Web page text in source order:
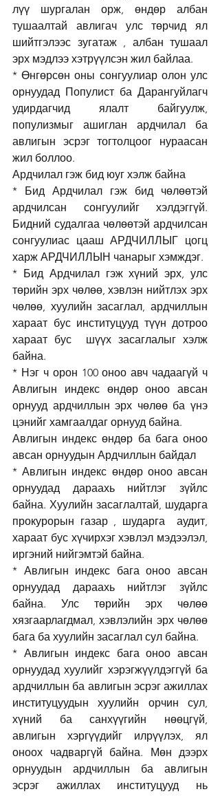
лүү шургалан орж, өндөр албан
тушаалтай авлигач улс төрчид ял
шийтгэлээс зугатаж , албан тушаал
эрх мэдлээ хэтрүүлсэн жил байлаа.
* Өнгөрсөн оны сонгуулиар олон улс
орнуудад Популист ба Дарангуйлагч
удирдагчид ялалт байгуулж,
популизмыг ашиглан ардчилал ба
авлигын эсрэг тогтолцоог нураасан
жил боллоо.
Ардчилал гэж бид юуг хэлж байна
* Бид Ардчилал гэж бид чөлөөтэй
ардчилсан сонгуулийг хэлдэггүй.
Бидний судалгаа чөлөөтэй ардчилсан
сонгуулиас цааш АРДЧИЛЛЫГ цогц
харж АРДЧИЛЛЫН чанарыг хэмждэг.
* Бид Ардчилал гэж хүний эрх, улс
төрийн эрх чөлөө, хэвлэн нийтлэх эрх
чөлөө, хуулийн засаглал, ардчиллын
хараат бус институцууд түүн дотроо
хараат бус  шүүх засаглалыг хэлж
байна.
* Нэг ч орон 100 оноо авч чадаагүй ч
Авлигын индекс өндөр оноо авсан
орнууд ардчиллын эрх чөлөө ба үнэ
цэнийг хамгаалдаг орнууд байна.
Авлигын индекс өндөр ба бага оноо
авсан орнуудын Ардчиллын байдал
* Авлигын индекс өндөр оноо авсан
орнуудад дараахь нийтлэг зүйлс
байна. Хуулийн засаглалтай, шударга
прокурорын газар , шударга  аудит,
хараат бус хүчирхэг хэвлэл мэдээлэл,
иргэний нийгэмтэй байна.
* Авлигын индекс бага оноо авсан
орнуудад дараахь нийтлэг зүйлс
байна. Улс төрийн эрх чөлөө
хязгаарлагдмал, хэвлэлийн эрх чөлөө
бага ба хуулийн засаглал сул байна.
* Авлигын индекс бага оноо авсан
орнуудад хуулийг хэрэгжүүлдэггүй ба
ардчиллын ба авлигын эсрэг ажиллах
институцуудын хуулийн орчин сул,
хүний ба санхүүгийн нөөцгүй,
авлигын хэргүүдийг илрүүлэх, ял
оноох чадваргүй байна. Мөн дээрх
орнуудын ардчиллын ба авлигын
эсрэг ажиллах институцууд нь